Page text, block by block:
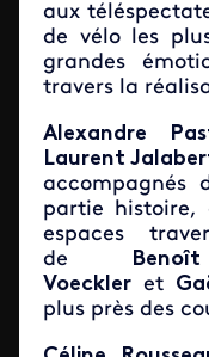
aux
de vélo les
grandes
travers la
Alexandre
Laurent
accompagnés
partie histoire,
espaces
de
Voeckler et
plus près des